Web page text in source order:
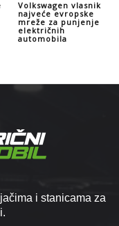
Volkswagen vlasnik
najveće evropske
mreže za punjenje
električnih
automobila
i stanicama za